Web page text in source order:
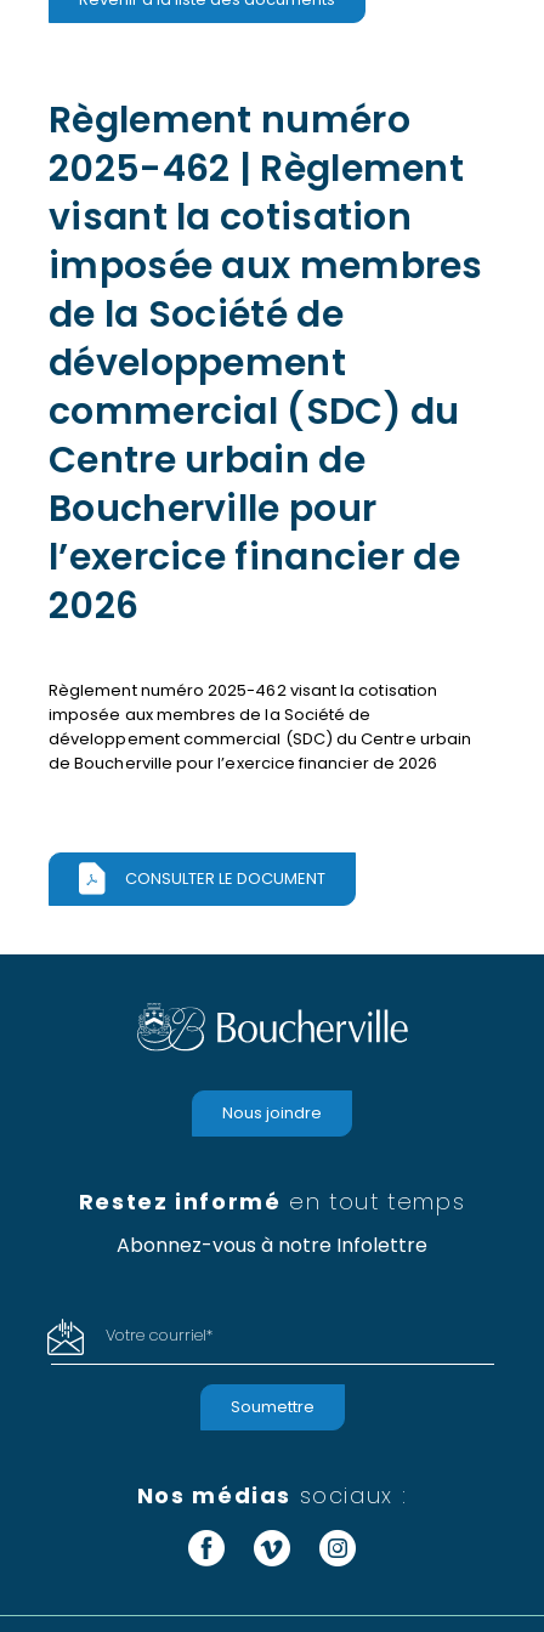
Règlement numéro
2025-462 | Règlement
visant la cotisation
imposée aux membres
de la Société de
développement
commercial (SDC) du
Centre urbain de
Boucherville pour
l’exercice financier de
2026
Règlement numéro 2025-462 visant la cotisation
imposée aux membres de la Société de
développement commercial (SDC) du Centre urbain
de Boucherville pour l’exercice financier de 2026
CONSULTER LE DOCUMENT
Restez informé en tout temps
Abonnez-vous à notre Infolettre
Votre courriel*
Nous joindre
Nos médias sociaux :
Facebook
VimeoInstagram